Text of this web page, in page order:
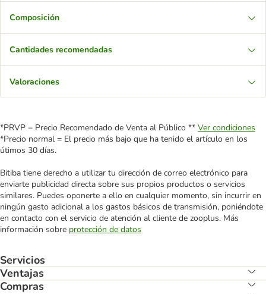
Composición
Cantidades recomendadas
Valoraciones
*PRVP = Precio Recomendado de Venta al Público ** Ver condiciones
*Precio normal = El precio más bajo que ha tenido el artículo en los
útimos 30 días.
Bitiba tiene derecho a utilizar tu dirección de correo electrónico para
enviarte publicidad directa sobre sus propios productos o servicios
similares. Puedes oponerte a ello en cualquier momento, sin incurrir en
ningún gasto adicional a los gastos básicos de transmisión, poniéndote
en contacto con el servicio de atención al cliente de zooplus. Más
información sobre protección de datos
Servicios
Ventajas
Compras